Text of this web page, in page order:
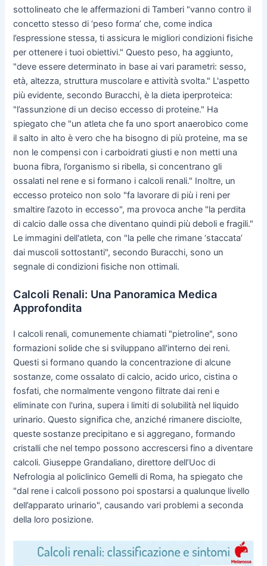
sottolineato che le affermazioni di Tamberi "vanno contro il
concetto stesso di ‘peso forma’ che, come indica
l’espressione stessa, ti assicura le migliori condizioni fisiche
per ottenere i tuoi obiettivi." Questo peso, ha aggiunto,
"deve essere determinato in base ai vari parametri: sesso,
età, altezza, struttura muscolare e attività svolta." L'aspetto
più evidente, secondo Buracchi, è la dieta iperproteica:
"l’assunzione di un deciso eccesso di proteine." Ha
spiegato che "un atleta che fa uno sport anaerobico come
il salto in alto è vero che ha bisogno di più proteine, ma se
non le compensi con i carboidrati giusti e non metti una
buona fibra, l’organismo si ribella, si concentrano gli
ossalati nel rene e si formano i calcoli renali." Inoltre, un
eccesso proteico non solo "fa lavorare di più i reni per
smaltire l’azoto in eccesso", ma provoca anche "la perdita
di calcio dalle ossa che diventano quindi più deboli e fragili."
Le immagini dell'atleta, con "la pelle che rimane ‘staccata’
dai muscoli sottostanti", secondo Buracchi, sono un
segnale di condizioni fisiche non ottimali.
Calcoli Renali: Una Panoramica Medica
Approfondita
I calcoli renali, comunemente chiamati "pietroline", sono
formazioni solide che si sviluppano all'interno dei reni.
Questi si formano quando la concentrazione di alcune
sostanze, come ossalato di calcio, acido urico, cistina o
fosfati, che normalmente vengono filtrate dai reni e
eliminate con l'urina, supera i limiti di solubilità nel liquido
urinario. Questo significa che, anziché rimanere disciolte,
queste sostanze precipitano e si aggregano, formando
cristalli che nel tempo possono accrescersi fino a diventare
calcoli. Giuseppe Grandaliano, direttore dell’Uoc di
Nefrologia al policlinico Gemelli di Roma, ha spiegato che
"dal rene i calcoli possono poi spostarsi a qualunque livello
dell’apparato urinario", causando vari problemi a seconda
della loro posizione.